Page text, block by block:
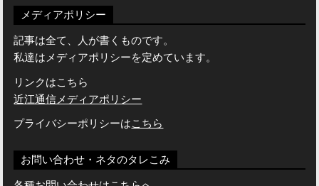
メディアポリシー
記事は全て、人が書くものです。
私達はメディアポリシーを定めています。
リンクはこちら
近江通信メディアポリシー
プライバシーポリシーはこちら
お問い合わせ・ネタのタレこみ